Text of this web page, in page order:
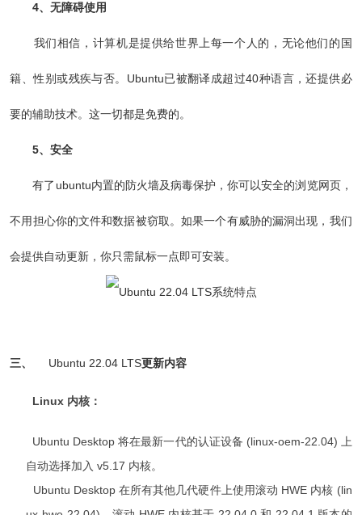
4、无障碍使用
我们相信，计算机是提供给世界上每一个人的，无论他们的国
籍、性别或残疾与否。Ubuntu已被翻译成超过40种语言，还提供必
要的辅助技术。这一切都是免费的。
5、安全
有了ubuntu内置的防火墙及病毒保护，你可以安全的浏览网页，
不用担心你的文件和数据被窃取。如果一个有威胁的漏洞出现，我们
会提供自动更新，你只需鼠标一点即可安装。
三、 Ubuntu 22.04 LTS更新内容
Linux 内核：
Ubuntu Desktop 将在最新一代的认证设备 (linux-oem-22.04) 上
自动选择加入 v5.17 内核。
Ubuntu Desktop 在所有其他几代硬件上使用滚动 HWE 内核 (lin